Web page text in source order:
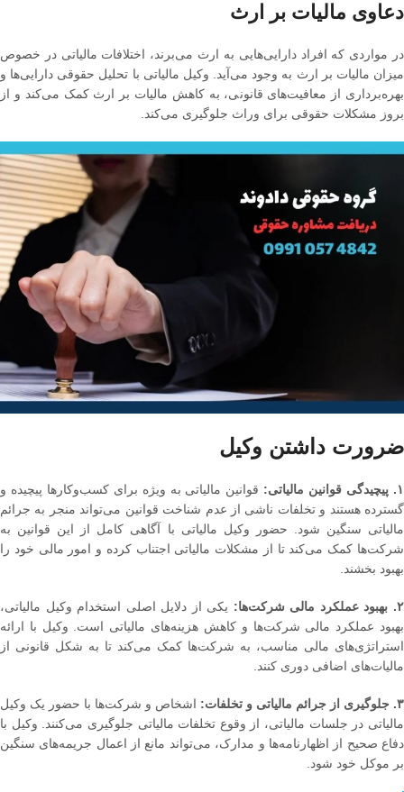
دعاوی مالیات بر ارث
در مواردی که افراد دارایی‌هایی به ارث می‌برند، اختلافات مالیاتی در خصوص
میزان مالیات بر ارث به وجود می‌آید. وکیل مالیاتی با تحلیل حقوقی دارایی‌ها و
بهره‌برداری از معافیت‌های قانونی، به کاهش مالیات بر ارث کمک می‌کند و از
بروز مشکلات حقوقی برای وراث جلوگیری می‌کند.
ضرورت داشتن وکیل
۱. پیچیدگی قوانین مالیاتی:
قوانین مالیاتی به ویژه برای کسب‌وکارها پیچیده و
گسترده هستند و تخلفات ناشی از عدم شناخت قوانین می‌تواند منجر به جرائم
مالیاتی سنگین شود. حضور وکیل مالیاتی با آگاهی کامل از این قوانین به
شرکت‌ها کمک می‌کند تا از مشکلات مالیاتی اجتناب کرده و امور مالی خود را
بهبود بخشند​.
۲. بهبود عملکرد مالی شرکت‌ها:
یکی از دلایل اصلی استخدام وکیل مالیاتی،
بهبود عملکرد مالی شرکت‌ها و کاهش هزینه‌های مالیاتی است. وکیل با ارائه
استراتژی‌های مالی مناسب، به شرکت‌ها کمک می‌کند تا به شکل قانونی از
مالیات‌های اضافی دوری کنند.
۳. جلوگیری از جرائم مالیاتی و تخلفات:
اشخاص و شرکت‌ها با حضور یک وکیل
مالیاتی در جلسات مالیاتی، از وقوع تخلفات مالیاتی جلوگیری می‌کنند. وکیل با
دفاع صحیح از اظهارنامه‌ها و مدارک، می‌تواند مانع از اعمال جریمه‌های سنگین
بر موکل خود شود.